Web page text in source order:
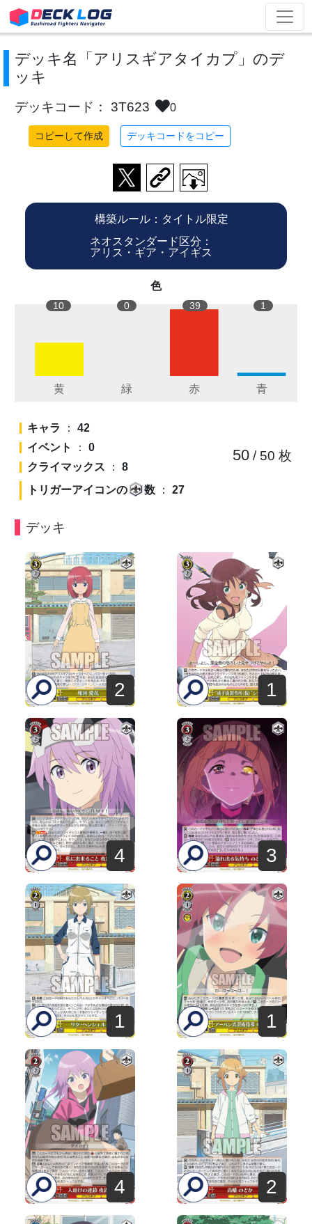
デッキ名「アリスギアタイカプ」のデ
ッキ
デッキコード： 3T623 0
コピーして作成 デッキコードをコピー
構築ルール：タイトル限定
ネオスタンダード区分：
アリス・ギア・アイギス
色
10 0 39 1
キャラ ： 42
イベント
： 0
クライマックス ： 8
トリガーアイコンの
数 ： 27
50/ 50 枚
デッキ
2 1
4 3
1 1
4 2